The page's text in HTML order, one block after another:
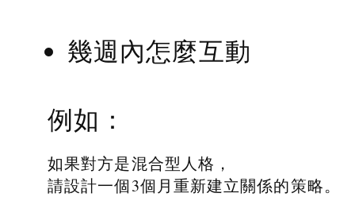
幾週內怎麼互動
例如：
如果對方是混合型人格，
請設計一個3個月重新建立關係的策略。